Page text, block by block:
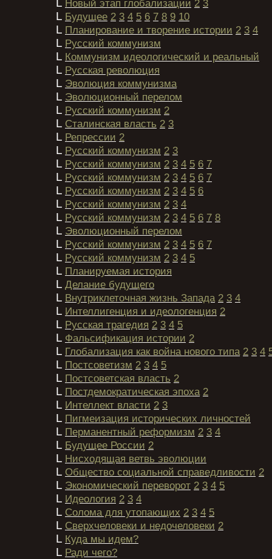
L Новый этап глобализации 2 3
L Будущее 2 3 4 5 6 7 8 9 10
L Планирование и творение истории 2 3 4
L Русский коммунизм
L Коммунизм идеологический и реальный
L Русская революция
L Эволюция коммунизма
L Эволюционный перелом
L Русский коммунизм 2
L Сталинская власть 2 3
L Репрессии 2
L Русский коммунизм 2 3
L Русский коммунизм 2 3 4 5 6 7
L Русский коммунизм 2 3 4 5 6 7
L Русский коммунизм 2 3 4 5 6
L Русский коммунизм 2 3 4
L Русский коммунизм 2 3 4 5 6 7 8
L Эволюционный перелом
L Русский коммунизм 2 3 4 5 6 7
L Русский коммунизм 2 3 4 5
L Планируемая история
L Делание будущего
L Внутриклеточная жизнь Запада 2 3 4
L Интеллигенция и идеологенция 2
L Русская трагедия 2 3 4 5
L Фальсификация истории 2
L Глобализация как война нового типа 2 3 4
L Постсоветизм 2 3 4 5
L Постсоветская власть 2
L Постдемократическая эпоха 2
L Интеллект власти 2 3
L Пигмеизация исторических личностей
L Перманентный реформизм 2 3 4
L Будущее России 2
L Нисходящая ветвь эволюции
L Общество социальной справедливости 2
L Экономический переворот 2 3 4 5
L Идеология 2 3 4
L Солома для утопающих 2 3 4 5
L Сверхчеловеки и недочеловеки 2
L Куда мы идем?
L Ради чего?